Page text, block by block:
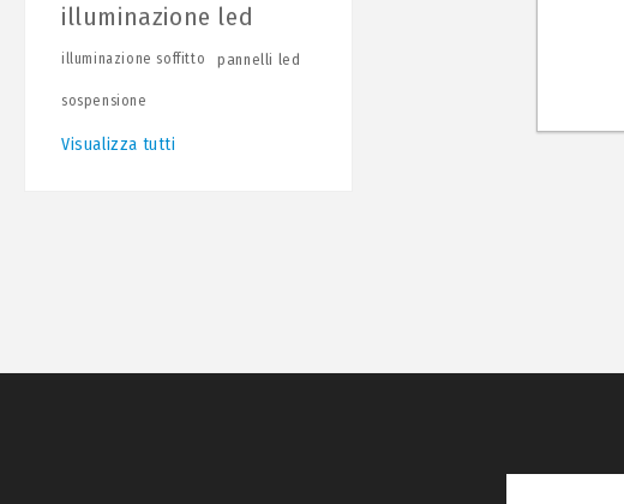
illuminazione led
illuminazione soffitto pannelli led
sospensione
Visualizza tutti